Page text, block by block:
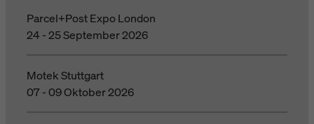
Parcel+Post Expo London
24 - 25 September 2026
Motek Stuttgart
07 - 09 Oktober 2026